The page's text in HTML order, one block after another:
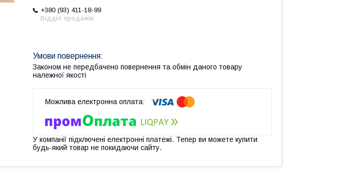
+380 (93) 411-18-99
Відділ продажів
Законом не передбачено повернення та обмін даного товару
належної якості
У компанії підключені електронні платежі. Тепер ви можете купити
будь-який товар не покидаючи сайту.